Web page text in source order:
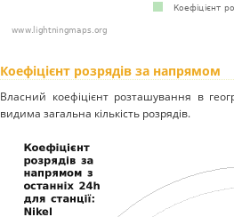
Коефіцієнт розрядів за напрямом
Власний коефіцієнт розташування в
видима загальна кількість розрядів.